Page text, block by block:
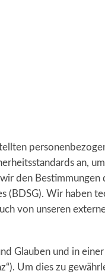
an,
den Bestimmungen
(BDSG). Wir haben
von unseren
Glauben und in
Um dies zu